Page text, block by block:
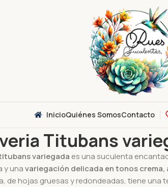
InicioQuiénes SomosContacto
Titubans
variegada es una suculenta
y unavariegación delicada en tonos crema,
de hojas gruesas y redondeadas, tiene una